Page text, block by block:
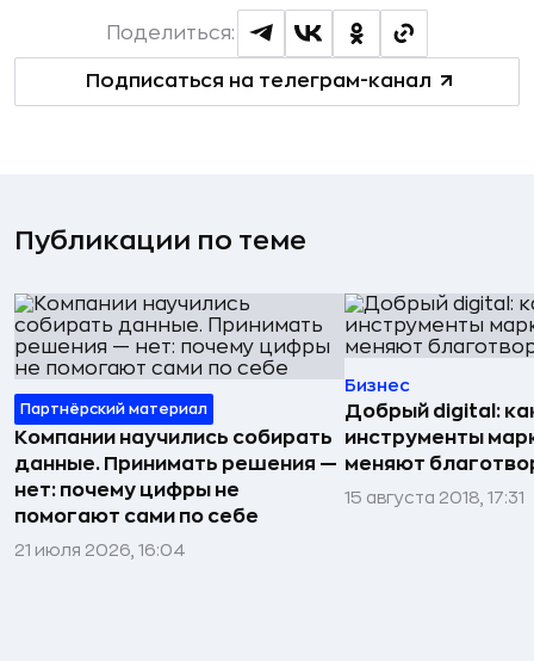
Подписаться на телеграм-канал
Поделиться:
Публикации по теме
Партнёрский материал
Компании научились собирать
данные. Принимать решения —
нет: почему цифры не
помогают сами по себе
21 июля 2026, 16:04
Бизнес
Добрый digital:
инструменты
меняют
15 августа 2018, 17:31